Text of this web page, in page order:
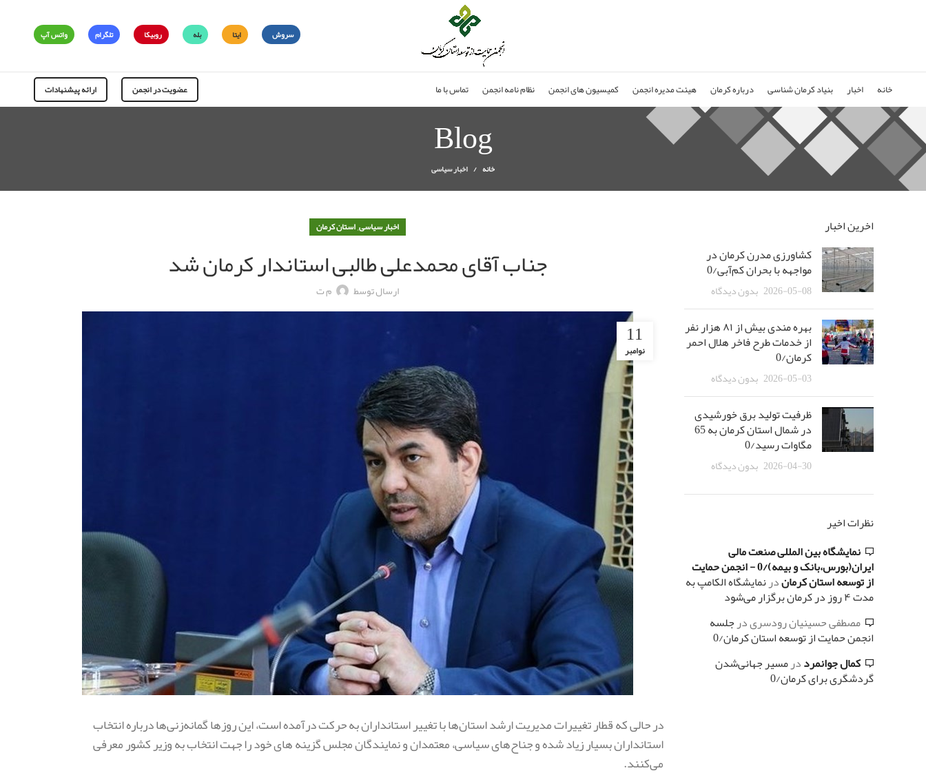
سروش ایتا بله روبیکا تلگرام واتس آپ
خانه اخبار بنیاد کرمان شناسی درباره کرمان هیئت مدیره انجمن کمیسیون های انجمن نظام نامه انجمن تماس با ما عضویت در انجمن ارائه پیشنهادات
Blog
خانه اخبار سیاسی
اخبار سیاسی,استان کرمان
جناب آقای محمدعلی طالبی استاندار کرمان شد
ارسال توسط م ت
11
نوامبر
در حالی که قطار تغییرات مدیریت ارشد استان‌ها با تغییر استانداران به حرکت درآمده است، این روزها گمانه‌زنی‌ها درباره انتخاب
استانداران بسیار زیاد شده و جناح‌های سیاسی، معتمدان و نمایندگان مجلس گزینه های خود را جهت انتخاب به وزیر کشور معرفی
می‌کنند.
اخرین اخبار
کشاورزی مدرن کرمان در
مواجهه با بحران کم‌آبی/0
2026-05-08 بدون دیدگاه
بهره مندی بیش از ٨١ هزار نفر
از خدمات طرح فاخر هلال احمر
کرمان/0
2026-05-03 بدون دیدگاه
ظرفیت تولید برق خورشیدی
در شمال استان کرمان به 65
مگاوات رسید/0
2026-04-30 بدون دیدگاه
نظرات اخیر
نمایشگاه بین المللی صنعت مالی
ایران(بورس،بانک و بیمه)/0 - انجمن حمایت
از توسعه استان کرماندرنمایشگاه الکامپ به
مدت ۴ روز در کرمان برگزار می‌شود
مصطفی حسینیان رودسریدرجلسه
انجمن حمایت از توسعه استان کرمان/0
کمال جوانمرددرمسیر جهانی‌شدن
گردشگری برای کرمان/0